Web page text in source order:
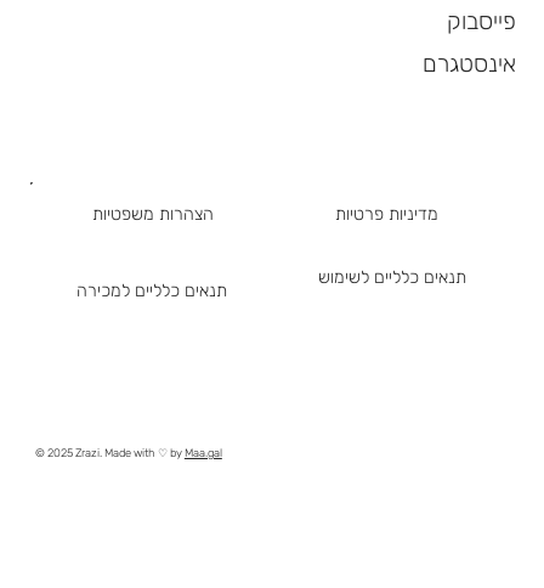
פייסבוק
אינסטגרם
מדיניות פרטיות
תנאים כלליים למכירה
תנאים כלליים לשימוש
הצהרות משפטיות
© 2025 Zrazi. Made with ♡ byMaa.gal